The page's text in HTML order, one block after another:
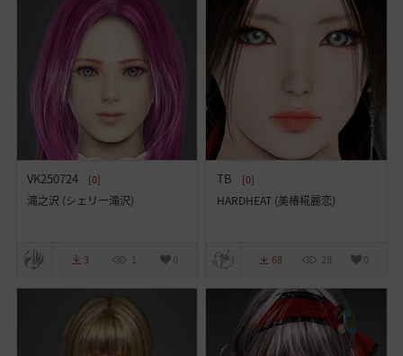
VK250724 [0]
滝之沢 (シェリー滝沢)
3 1 0
TB [0]
HARDHEAT (美椿椛麗恋)
68 28 0